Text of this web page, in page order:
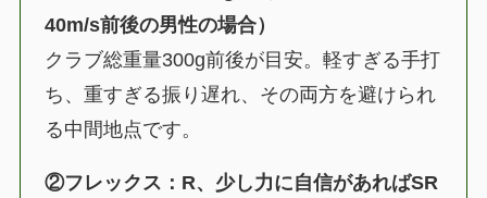
40m/s前後の男性の場合）
クラブ総重量300g前後が目安。軽すぎる手打
ち、重すぎる振り遅れ、その両方を避けられ
る中間地点です。
②フレックス：R、少し力に自信があればSR